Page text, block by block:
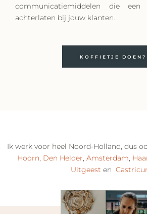
communicatiemiddelen die een
achterlaten bij jouw klanten.
KOFFIETJE DOEN?
Ik werk voor heel Noord-Holland, dus
Hoorn, Den Helder, Amsterdam,
Uitgeest en